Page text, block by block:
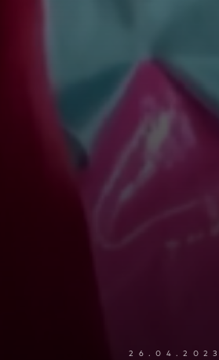
26.04.2023